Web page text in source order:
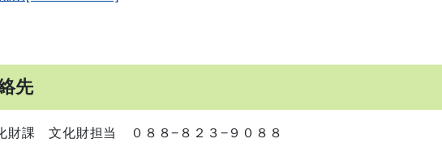
先
課 文化財担当 ０８８−８２３−９０８８